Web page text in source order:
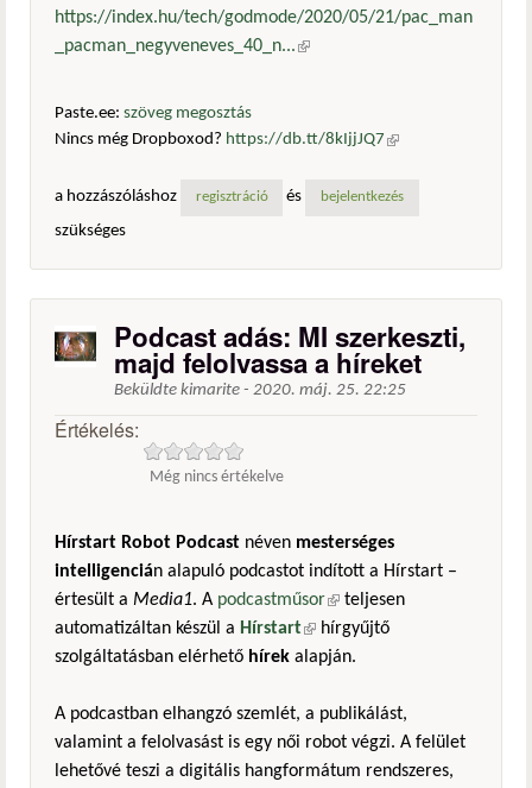
https://index.hu/tech/godmode/2020/05/21/pac_man
_pacman_negyveneves_40_n...(külső hivatkozás)
Paste.ee: szöveg megosztás
Nincs még Dropboxod? https://db.tt/8kIjjJQ7 (külső
a hozzászóláshoz
regisztráció és bejelentkezés
szükséges
Podcast adás: MI szerkeszti,
majd felolvassa a híreket
Beküldte kimarite - 2020. máj. 25. 22:25
Értékelés:
Még nincs értékelve
Hírstart Robot Podcast néven mesterséges
intelligencián alapuló podcastot indított a Hírstart –
értesült a Media1. A podcastműsor(külső hivatkozás)
teljesen
automatizáltan készül a Hírstart(külső hivatkozás)
hírgyűjtő
szolgáltatásban elérhető hírek alapján.
A podcastban elhangzó szemlét, a publikálást,
valamint a felolvasást is egy női robot végzi. A felület
lehetővé teszi a digitális hangformátum rendszeres,